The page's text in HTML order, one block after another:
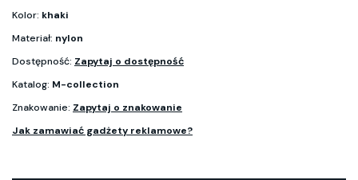
Kolor: khaki
Materiał: nylon
Dostępność: Zapytaj o dostępność
Katalog: M-collection
Znakowanie: Zapytaj o znakowanie
Jak zamawiać gadżety reklamowe?